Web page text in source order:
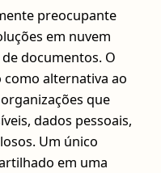
preocupante
em nuvem
documentos. O
alternativa ao
que
dados pessoais,
Um único
em uma